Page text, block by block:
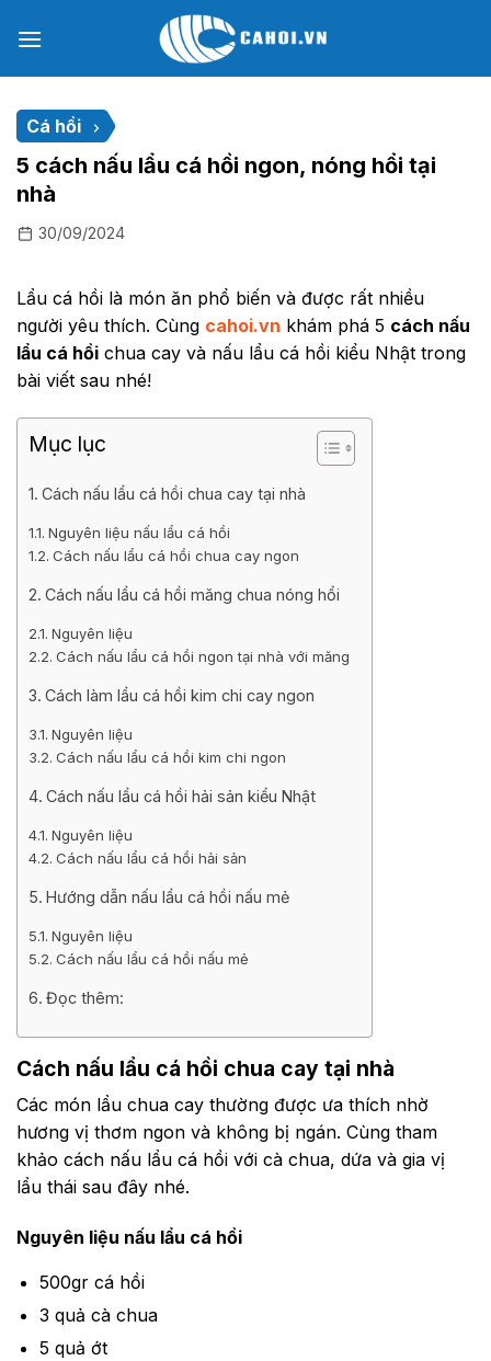
đến
Cá hồi
5 cách nấu lẩu cá hồi ngon, nóng hổi tại
nhà
30/09/2024
Lẩu cá hồi là món ăn phổ biến và được rất nhiều
người yêu thích. Cùng cahoi.vn khám phá 5 cách nấu
lẩu cá hồi chua cay và nấu lẩu cá hồi kiểu Nhật trong
bài viết sau nhé!
Mục lục
Cách nấu lẩu cá hồi chua cay tại nhà
Nguyên liệu nấu lẩu cá hồi
Cách nấu lẩu cá hồi chua cay ngon
Cách nấu lẩu cá hồi măng chua nóng hổi
Nguyên liệu
Cách nấu lẩu cá hồi ngon tại nhà với măng
Cách làm lẩu cá hồi kim chi cay ngon
Nguyên liệu
Cách nấu lẩu cá hồi kim chi ngon
Cách nấu lẩu cá hồi hải sản kiểu Nhật
Nguyên liệu
Cách nấu lẩu cá hồi hải sản
Hướng dẫn nấu lẩu cá hồi nấu mẻ
Nguyên liệu
Cách nấu lẩu cá hồi nấu mẻ
Đọc thêm:
Cách nấu lẩu cá hồi chua cay tại nhà
Các món lẩu chua cay thường được ưa thích nhờ
hương vị thơm ngon và không bị ngán. Cùng tham
khảo cách nấu lẩu cá hồi với cà chua, dứa và gia vị
lẩu thái sau đây nhé.
Nguyên liệu nấu lẩu cá hồi
500gr cá hồi
3 quả cà chua
5 quả ớt